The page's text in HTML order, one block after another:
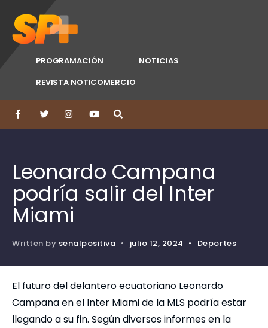
PROGRAMACIÓN
NOTICIAS
REVISTA NOTICOMERCIO
Leonardo Campana
podría salir del Inter
Miami
Written by senalpositiva • julio 12, 2024 • Deportes
El futuro del delantero ecuatoriano Leonardo
Campana en el Inter Miami de la MLS podría estar
llegando a su fin. Según diversos informes en la